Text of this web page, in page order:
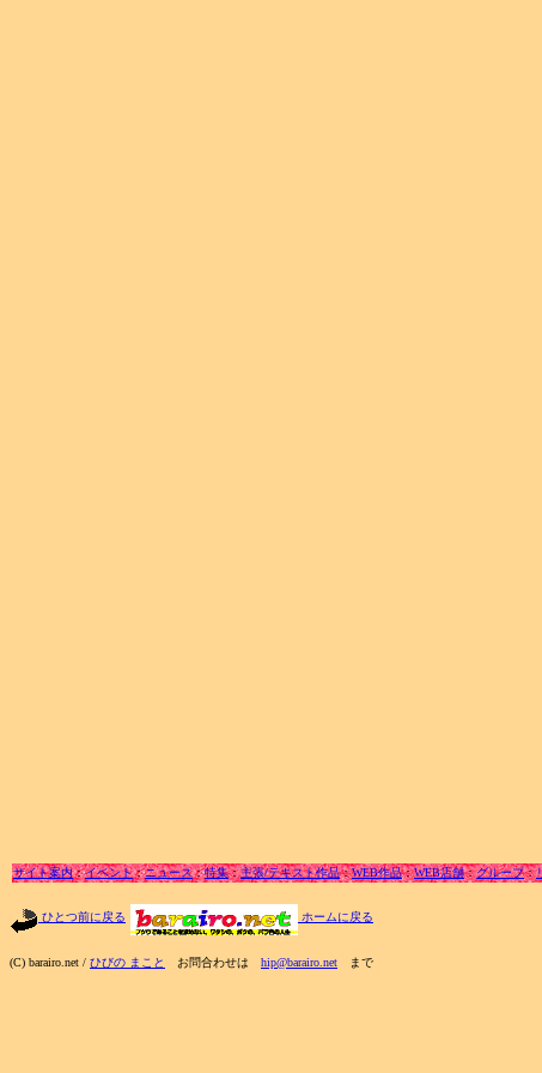
サイト案内：イベント：ニュース：特集：主張/テキスト作品：WEB作品：WEB店舗：グループ：
ひとつ前に戻る ホームに戻る
(C) barairo.net / ひびの まこと お問合わせは hip@barairo.net まで